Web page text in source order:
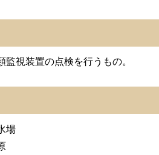
視装置の点検を行うもの。
場